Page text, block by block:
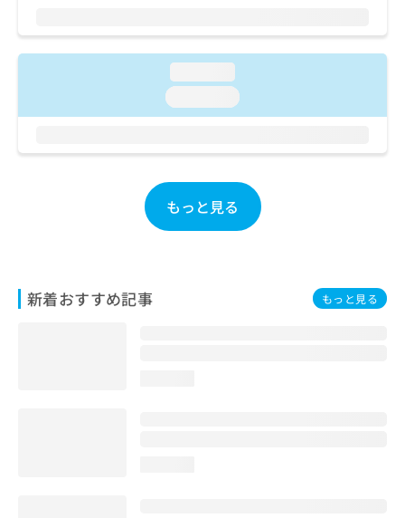
もっと見る
新着おすすめ記事 もっと見る
は
ち